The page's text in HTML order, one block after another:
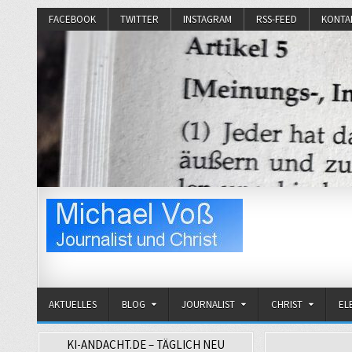
FACEBOOK TWITTER INSTAGRAM RSS-FEED
AKTUELLES BLOG JOURNALIST CHRIST
KI-ANDACHT.DE – TÄGLICH NEU